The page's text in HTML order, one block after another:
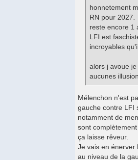
honnetement
RN pour
reste encore 1
LFI est
incroyables
alors j avoue
aucunes
Mélenchon n'est
gauche contre LFI
notamment de
sont
ça laisse rêveur.
Je vais en énerver
au niveau de la